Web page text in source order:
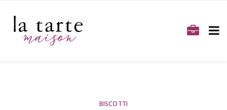
BISCOTTI